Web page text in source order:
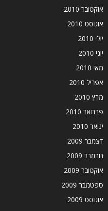
אוקטובר 2010
אוגוסט 2010
יולי 2010
יוני 2010
מאי 2010
אפריל 2010
מרץ 2010
פברואר 2010
ינואר 2010
דצמבר 2009
נובמבר 2009
אוקטובר 2009
ספטמבר 2009
אוגוסט 2009